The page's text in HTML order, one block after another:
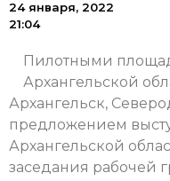
24 января, 2022
21:04
Пилотными
Архангельской
Архангельск,
предложением
Архангельской
заседания рабочей